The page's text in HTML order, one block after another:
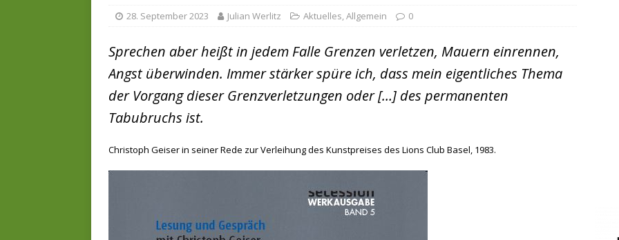
28. September 2023 Julian Werlitz Aktuelles,Allgemein 0
Sprechen aber heißt in jedem Falle Grenzen verletzen, Mauern einrennen,
Angst überwinden. Immer stärker spüre ich, dass mein eigentliches Thema
der Vorgang dieser Grenzverletzungen oder […] des permanenten
Tabubruchs ist.
Christoph Geiser in seiner Rede zur Verleihung des Kunstpreises des Lions Club Basel, 1983.